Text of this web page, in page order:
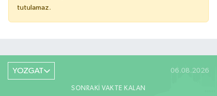
tutulamaz.
YOZGAT 06.08.2026
SONRAKI VAKTE KALAN